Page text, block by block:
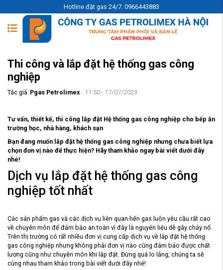
Hotline đặt gas 24/7: 0966443883
Thi công và lắp đặt hệ thống gas công
nghiệp
Tác giả Pgas Petrolimex 11:50 - 17/07/2023
Tư vấn, thiết kế, thi công lắp đặt Hệ thống gas công nghiệp cho bếp ăn
trường học, nhà hàng, khách sạn
Bạn đang muốn lắp đặt hệ thống gas công nghiệp nhưng chưa biết lựa
chọn đơn vị nào để thực hiện? Hãy tham khảo ngay bài viết dưới đây
nhé!
Dịch vụ lắp đặt hệ thống gas công
nghiệp tốt nhất
Các sản phẩm gas và các dịch vụ liên quan hến gas luôn yêu cầu rất cao
về chuyên môn để đảm bảo an toàn vì đây là nguyên liệu dễ gây cháy nổ.
Trên thị trường có rất nhiều đơn vị cung cấp dịch vụ về lắp đặt hệ thống
gas công nghiệp nhưng không phải đơn vị nào cũng đảm bảo được chất
lượng cũng như chuyên môn khi lắp đặt. Đừng quá lo lắng, chúng ta sẽ
cùng nhau tham khảo trong bài viết dưới đây nhé!